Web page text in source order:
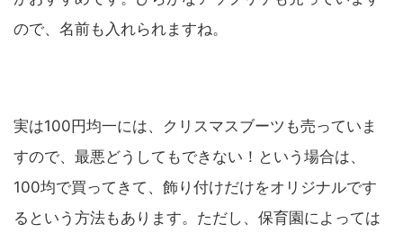
ので、名前も入れられますね。
実は100円均一には、クリスマスブーツも売っていま
すので、最悪どうしてもできない！という場合は、
100均で買ってきて、飾り付けだけをオリジナルです
るという方法もあります。ただし、保育園によっては